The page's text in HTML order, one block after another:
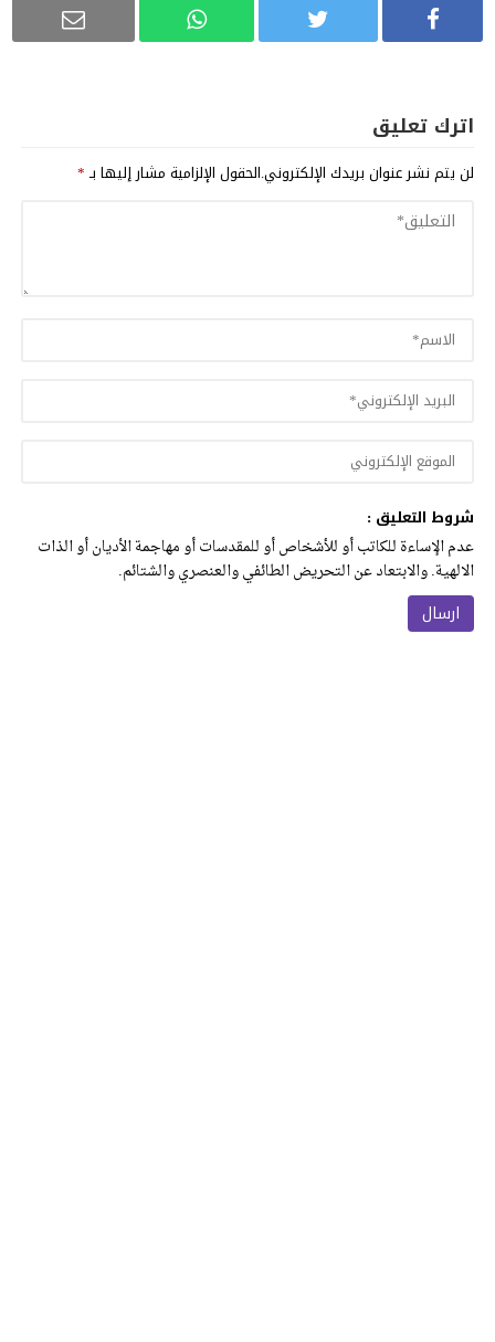
اترك تعليق
لن يتم نشر عنوان بريدك الإلكتروني.الحقول الإلزامية مشار إليها بـ*
شروط التعليق :
عدم الإساءة للكاتب أو للأشخاص أو للمقدسات أو مهاجمة الأديان أو الذات
الالهية. والابتعاد عن التحريض الطائفي والعنصري والشتائم.